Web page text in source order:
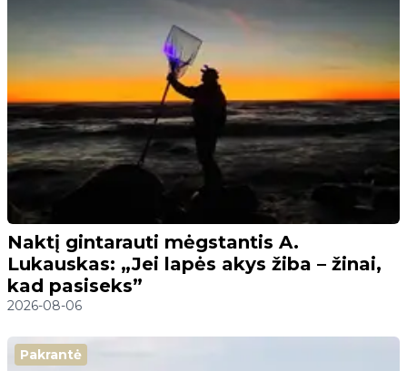
Naktį gintarauti mėgstantis A.
Lukauskas: „Jei lapės akys žiba – žinai,
kad pasiseks”
2026-08-06
Pakrantė